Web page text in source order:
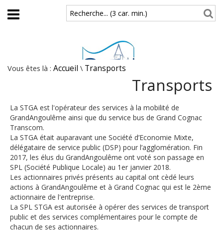
Aller au contenu principal
Recherche... (3 car. min.)
Vous êtes là : Accueil \ Transports
Transports
La STGA est l'opérateur des services à la mobilité de
GrandAngoulême ainsi que du service bus de Grand Cognac
Transcom.
La STGA était auparavant une Société d’Economie Mixte,
délégataire de service public (DSP) pour l’agglomération. Fin
2017, les élus du GrandAngoulême ont voté son passage en
SPL (Société Publique Locale) au 1er janvier 2018.
Les actionnaires privés présents au capital ont cèdé leurs
actions à GrandAngoulême et à Grand Cognac qui est le 2ème
actionnaire de l'entreprise.
La SPL STGA est autorisée à opérer des services de transport
public et des services complémentaires pour le compte de
chacun de ses actionnaires.